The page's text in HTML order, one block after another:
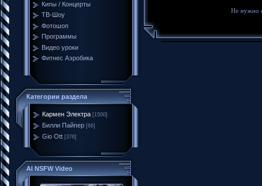
Кипы / Концерты
ТВ-Шоу
Фотошоп
Программы
Видео уроки
Фитнес Аэробика
Категории раздела
Кармен Электра [1500]
Билли Пайпер [66]
Gio Ott [376]
AI NSFW Video
Не нужно